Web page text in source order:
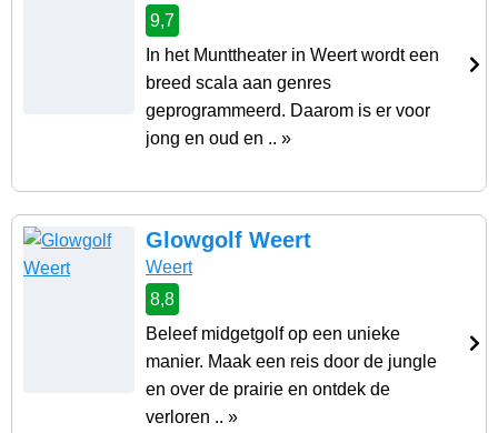
9,7
In het Munttheater in Weert wordt een
breed scala aan genres
geprogrammeerd. Daarom is er voor
jong en oud en .. »
Glowgolf Weert
Weert
8,8
Beleef midgetgolf op een unieke
manier. Maak een reis door de jungle
en over de prairie en ontdek de
verloren .. »